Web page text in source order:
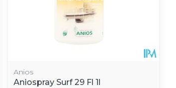
Anios
Aniospray Surf 29 Fl 1l